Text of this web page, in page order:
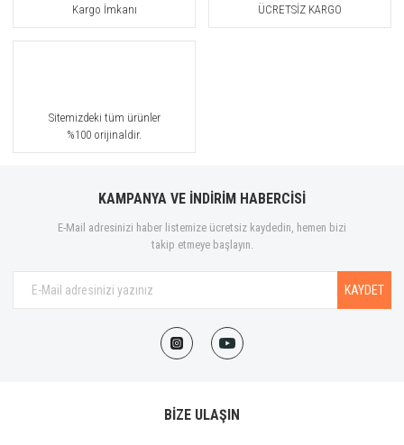
Kargo İmkanı
ÜCRETSİZ KARGO
Sitemizdeki tüm ürünler
%100 orijinaldir.
KAMPANYA VE İNDİRİM HABERCİSİ
E-Mail adresinizi haber listemize ücretsiz kaydedin, hemen bizi
takip etmeye başlayın.
KAYDET
BİZE ULAŞIN